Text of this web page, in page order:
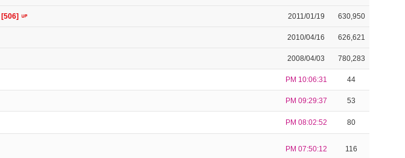
[506] 2011/01/19 630,950
2010/04/16 626,621
2008/04/03 780,283
PM 10:06:31 44
PM 09:29:37 53
PM 08:02:52 80
PM 07:50:12 116